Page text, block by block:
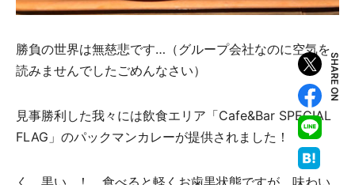
勝負の世界は無慈悲です…（グループ会社なのに空気を
読みませんでしたごめんなさい）
見事勝利した我々には飲食エリア「Cafe&Bar SPECIAL
FLAG」のパックマンカレーが提供されました！
く、黒い…！ 食べると軽くお歯黒状態ですが、味わい
SHARE ON